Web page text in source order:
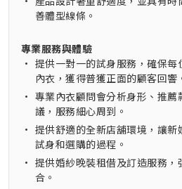
善體型線條。
專業服務與體驗
• 提供一對一的試身服務，確保
內衣，獲得普獲正面的顧客回響
• 專業內衣顧問會分析身形、推
議，服務細心周到。
• 提供舒適的全新店舖環境，讓
試身和選購的過程。
• 提供婚紗晚裝租借及訂造服務
合。